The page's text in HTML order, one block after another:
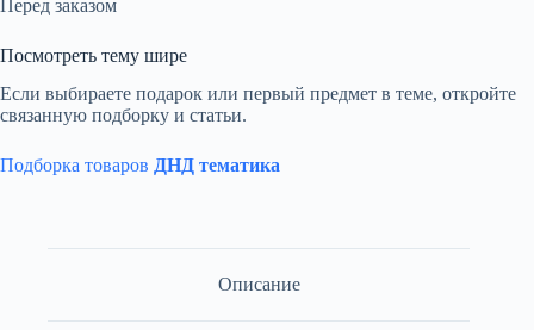
Перед заказом
Посмотреть тему шире
Если выбираете подарок или первый предмет в теме, откройте
связанную подборку и статьи.
Подборка товаров ДНД тематика
Описание